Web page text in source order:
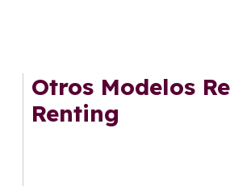
Otros Modelos
Renting